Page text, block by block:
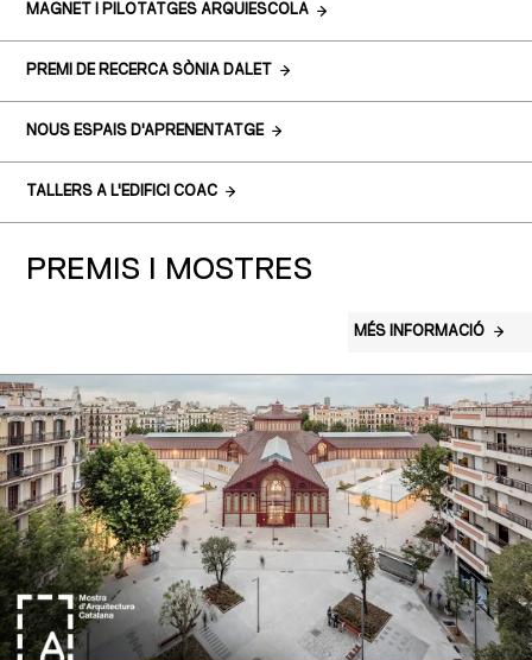
MAGNET I PILOTATGES ARQUIESCOLA
PREMI DE RECERCA SÒNIA DALET
NOUS ESPAIS D'APRENENTATGE
TALLERS A L'EDIFICI COAC
PREMIS I MOSTRES
MÉS INFORMACIÓ